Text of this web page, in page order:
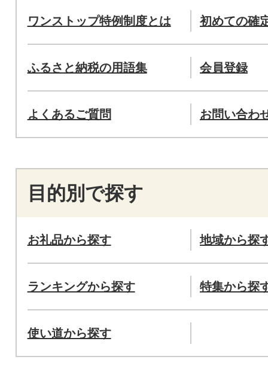
ワンストップ特例制度とは 初めての確
ふるさと納税の用語集 会員登録
よくあるご質問 お問い合わ
目的別で探す
お礼品から探す 地域から探
ランキングから探す 特集から探
使い道から探す